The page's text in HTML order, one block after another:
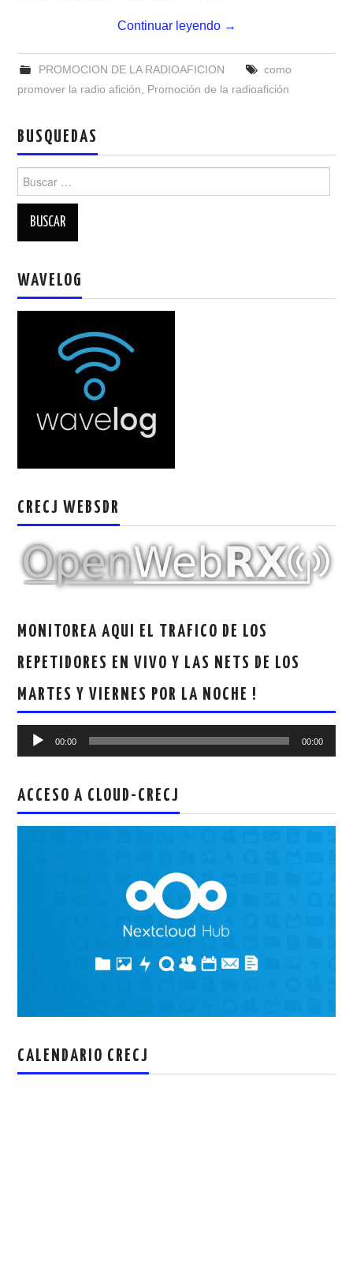
PROPAGACIÓN
SALÓN DE LA FAMA DEL CRECJ
SOLICITUD DE INGRESO
W5WIN
AUTENTIFICACIÓN DE MIEMBROS DEL
MUMLA APP ( MUY FÁCIL )
Continuar leyendo →
PROMOCION DE LA RADIOAFICION
como
promover la radio afición, Promoción de la radioafición
BUSQUEDAS
Buscar:
WAVELOG
CRECJ WEBSDR
MONITOREA AQUI EL TRAFICO DE LOS
REPETIDORES EN VIVO Y LAS NETS DE LOS
MARTES Y VIERNES POR LA NOCHE !
Reproductor
00:00 00:00
ACCESO A CLOUD-CRECJ
CALENDARIO CRECJ